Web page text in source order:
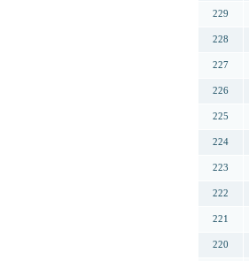
229
228
227
226
225
224
223
222
221
220